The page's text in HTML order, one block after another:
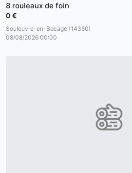
8 rouleaux de foin
0 €
Souleuvre-en-Bocage (14350)
08/08/2026 00:00